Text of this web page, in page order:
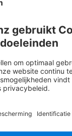
lage temperatuur
Versie 07/2026